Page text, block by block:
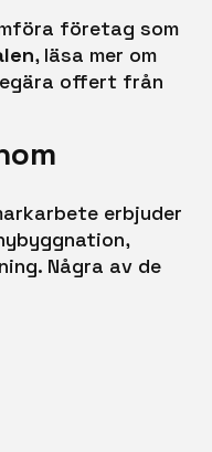
företag som
, läsa mer om
offert från
erbjuder
Några av de